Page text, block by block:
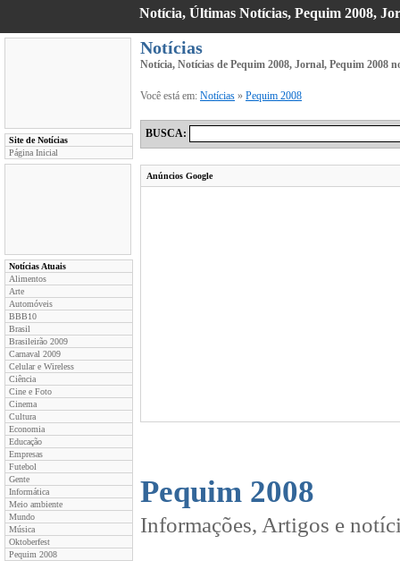
Notícia, Últimas Notícias, Pequim 2008,
Site de Notícias
Página Inicial
Notícias Atuais
Alimentos
Arte
Automóveis
BBB10
Brasil
Brasileirão 2009
Carnaval 2009
Celular e Wireless
Ciência
Cine e Foto
Cinema
Cultura
Economia
Educação
Empresas
Futebol
Gente
Informática
Meio ambiente
Mundo
Música
Oktoberfest
Pequim 2008
Notícias
Notícia, Notícias de Pequim 2008, Jornal, Pequim 2008
Você está em: Notícias » Pequim 2008
BUSCA:
Anúncios Google
Pequim 2008
Informações, Artigos e